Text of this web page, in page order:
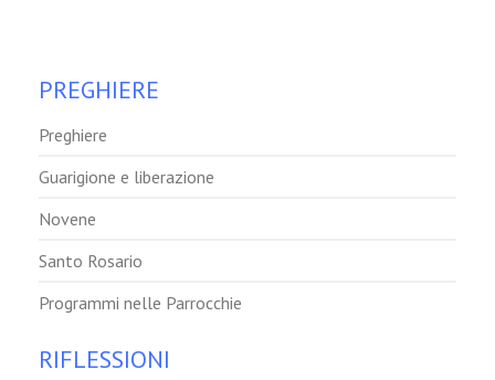
PREGHIERE
Preghiere
Guarigione e liberazione
Novene
Santo Rosario
Programmi nelle Parrocchie
RIFLESSIONI